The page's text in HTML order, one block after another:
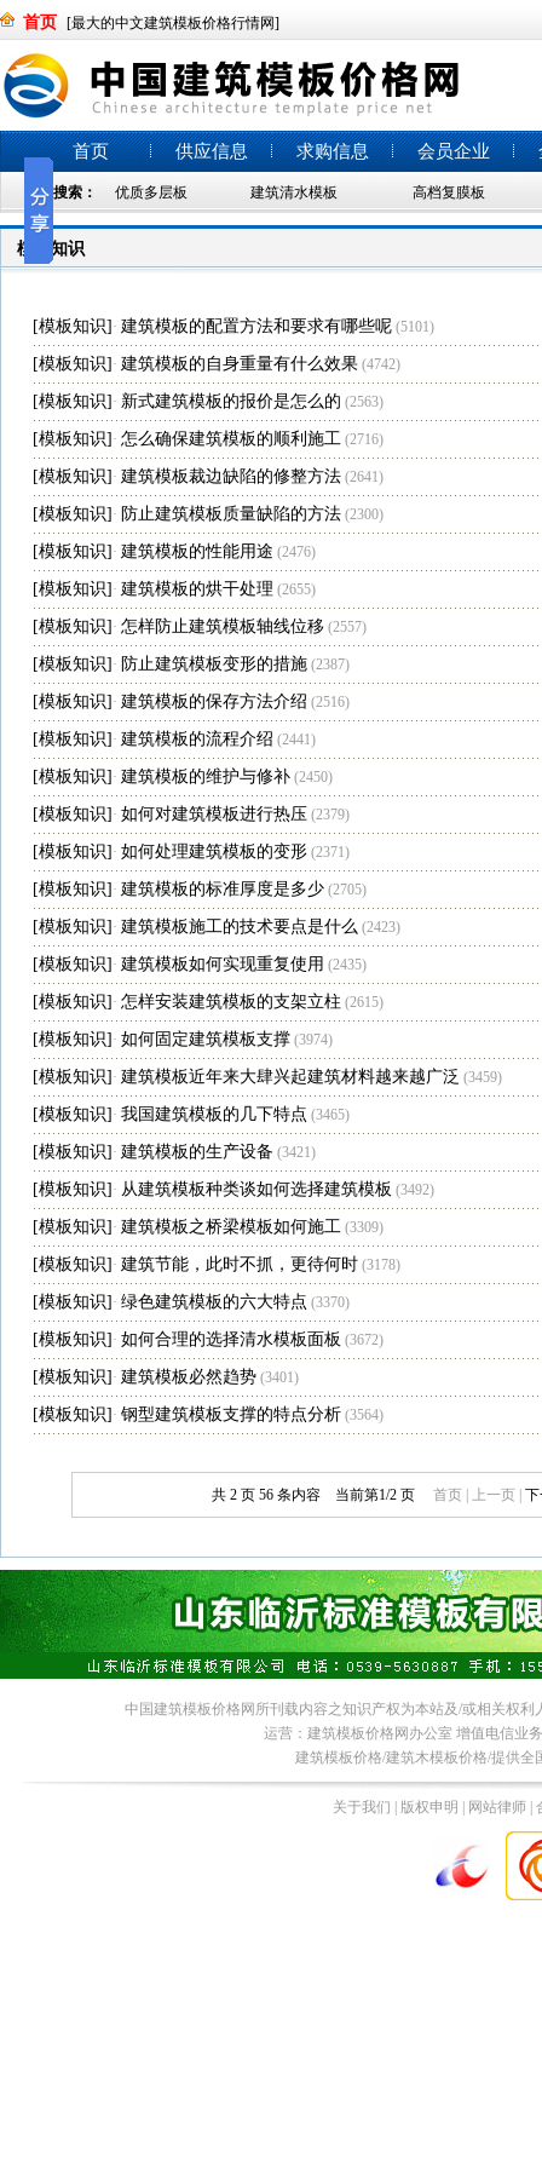
首页 [最大的中文建筑模板价格行情网]
首页 供应信息 求购信息 会员企业
热门搜索： 优质多层板 建筑清水模板 高档复膜板
模板知识
[模板知识] · 建筑模板的配置方法和要求有哪些呢 (5101)
[模板知识] · 建筑模板的自身重量有什么效果 (4742)
[模板知识] · 新式建筑模板的报价是怎么的 (2563)
[模板知识] · 怎么确保建筑模板的顺利施工 (2716)
[模板知识] · 建筑模板裁边缺陷的修整方法 (2641)
[模板知识] · 防止建筑模板质量缺陷的方法 (2300)
[模板知识] · 建筑模板的性能用途 (2476)
[模板知识] · 建筑模板的烘干处理 (2655)
[模板知识] · 怎样防止建筑模板轴线位移 (2557)
[模板知识] · 防止建筑模板变形的措施 (2387)
[模板知识] · 建筑模板的保存方法介绍 (2516)
[模板知识] · 建筑模板的流程介绍 (2441)
[模板知识] · 建筑模板的维护与修补 (2450)
[模板知识] · 如何对建筑模板进行热压 (2379)
[模板知识] · 如何处理建筑模板的变形 (2371)
[模板知识] · 建筑模板的标准厚度是多少 (2705)
[模板知识] · 建筑模板施工的技术要点是什么 (2423)
[模板知识] · 建筑模板如何实现重复使用 (2435)
[模板知识] · 怎样安装建筑模板的支架立柱 (2615)
[模板知识] · 如何固定建筑模板支撑 (3974)
[模板知识] · 建筑模板近年来大肆兴起建筑材料越来越广泛 (3459)
[模板知识] · 我国建筑模板的几下特点 (3465)
[模板知识] · 建筑模板的生产设备 (3421)
[模板知识] · 从建筑模板种类谈如何选择建筑模板 (3492)
[模板知识] · 建筑模板之桥梁模板如何施工 (3309)
[模板知识] · 建筑节能，此时不抓，更待何时 (3178)
[模板知识] · 绿色建筑模板的六大特点 (3370)
[模板知识] · 如何合理的选择清水模板面板 (3672)
[模板知识] · 建筑模板必然趋势 (3401)
[模板知识] · 钢型建筑模板支撑的特点分析 (3564)
共 2 页 56 条内容 当前第1/2 页首页 | 上一页 |
中国建筑模板价格网所刊载内容之知识产权为本站及/或相关权
运营：建筑模板价格网办公室 增值电信业
建筑模板价格/建筑木模板价格/提供
关于我们 | 版权申明 | 网站律师 |